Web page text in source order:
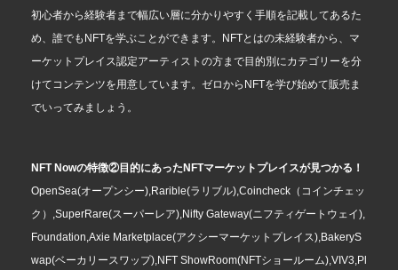
初心者から経験者まで幅広い層に分かりやすく手順を記載してあるた
め、誰でもNFTを学ぶことができます。NFTとはの未経験者から、マ
ーケットプレイス認定アーティストの方まで目的別にカテゴリーを分
けてコンテンツを用意しています。ゼロからNFTを学び始めて販売ま
でいってみましょう。
NFT Nowの特徴②目的にあったNFTマーケットプレイスが見つかる！
OpenSea(オープンシー),Rarible(ラリブル),Coincheck（コインチェッ
ク）,SuperRare(スーパーレア),Nifty Gateway(ニフティゲートウェイ),
Foundation,Axie Marketplace(アクシーマーケットプレイス),BakeryS
wap(ベーカリースワップ),NFT ShowRoom(NFTショールーム),VIV3,Pl